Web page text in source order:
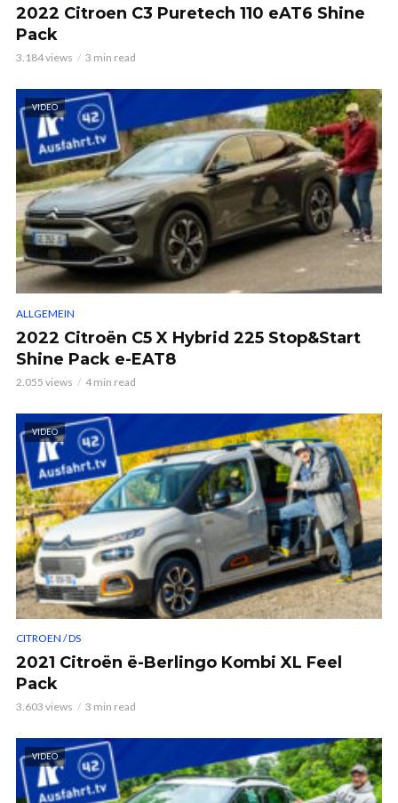
2022 Citroen C3 Puretech 110 eAT6 Shine
Pack
3.184 views 3 min read
VIDEO
ALLGEMEIN
2022 Citroën C5 X Hybrid 225 Stop&Start
Shine Pack e-EAT8
2.055 views 4 min read
VIDEO
CITROEN / DS
2021 Citroën ë-Berlingo Kombi XL Feel
Pack
3.603 views 3 min read
VIDEO